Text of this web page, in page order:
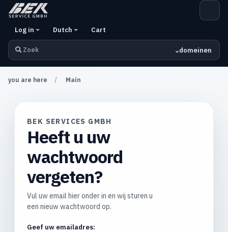
domeinen
Log in Dutch Cart
you are here Main
BEK SERVICES GMBH
Heeft u uw
wachtwoord
vergeten?
Vul uw email hier onder in en wij sturen u
een nieuw wachtwoord op.
Geef uw emailadres: